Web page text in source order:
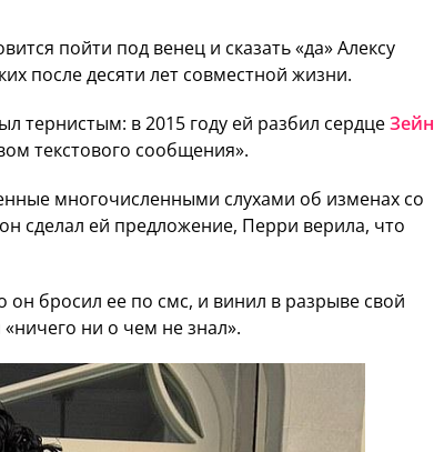
пойти под венец и сказать «да» Алексу
после десяти лет совместной жизни.
тернистым: в 2015 году ей разбил сердцеЗейн
текстового сообщения».
многочисленными слухами об изменах со
сделал ей предложение, Перри верила, что
бросил ее по смс, и винил в разрыве свой
ни о чем не знал».